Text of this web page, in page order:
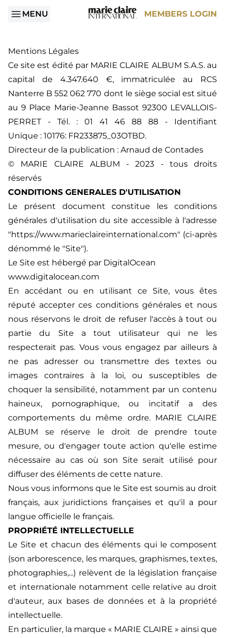
MENU MEMBERS LOGIN
Mentions Légales
Ce site est édité par MARIE CLAIRE ALBUM S.A.S. au
capital de 4.347.640 €, immatriculée au RCS
Nanterre B 552 062 770 dont le siège social est situé
au 9 Place Marie-Jeanne Bassot 92300 LEVALLOIS-
PERRET - Tél. : 01 41 46 88 88 - Identifiant
Unique : 10176: FR233875_03OTBD.
Directeur de la publication : Arnaud de Contades
© MARIE CLAIRE ALBUM - 2023 - tous droits
réservés
CONDITIONS GENERALES D'UTILISATION
Le présent document constitue les conditions
générales d'utilisation du site accessible à l'adresse
"https://www.marieclaireinternational.com" (ci-après
dénommé le "Site").
Le Site est hébergé par DigitalOcean
www.digitalocean.com
En accédant ou en utilisant ce Site, vous êtes
réputé accepter ces conditions générales et nous
nous réservons le droit de refuser l'accès à tout ou
partie du Site a tout utilisateur qui ne les
respecterait pas. Vous vous engagez par ailleurs à
ne pas adresser ou transmettre des textes ou
images contraires à la loi, ou susceptibles de
choquer la sensibilité, notamment par un contenu
haineux, pornographique, ou incitatif a des
comportements du même ordre. MARIE CLAIRE
ALBUM se réserve le droit de prendre toute
mesure, ou d'engager toute action qu'elle estime
nécessaire au cas où son Site serait utilisé pour
diffuser des éléments de cette nature.
Nous vous informons que le Site est soumis au droit
français, aux juridictions françaises et qu'il a pour
langue officielle le français.
PROPRIÉTÉ INTELLECTUELLE
Le Site et chacun des éléments qui le composent
(son arborescence, les marques, graphismes, textes,
photographies,...) relèvent de la législation française
et internationale notamment celle relative au droit
d'auteur, aux bases de données et à la propriété
intellectuelle.
En particulier, la marque « MARIE CLAIRE » ainsi que